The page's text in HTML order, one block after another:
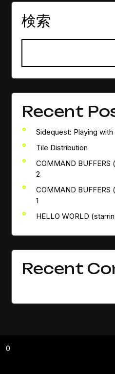
検索
Recent
Sidequest: Playing with
Tile Distribution
COMMAND BUFFERS
2
COMMAND BUFFERS
1
HELLO WORLD
Recent
0